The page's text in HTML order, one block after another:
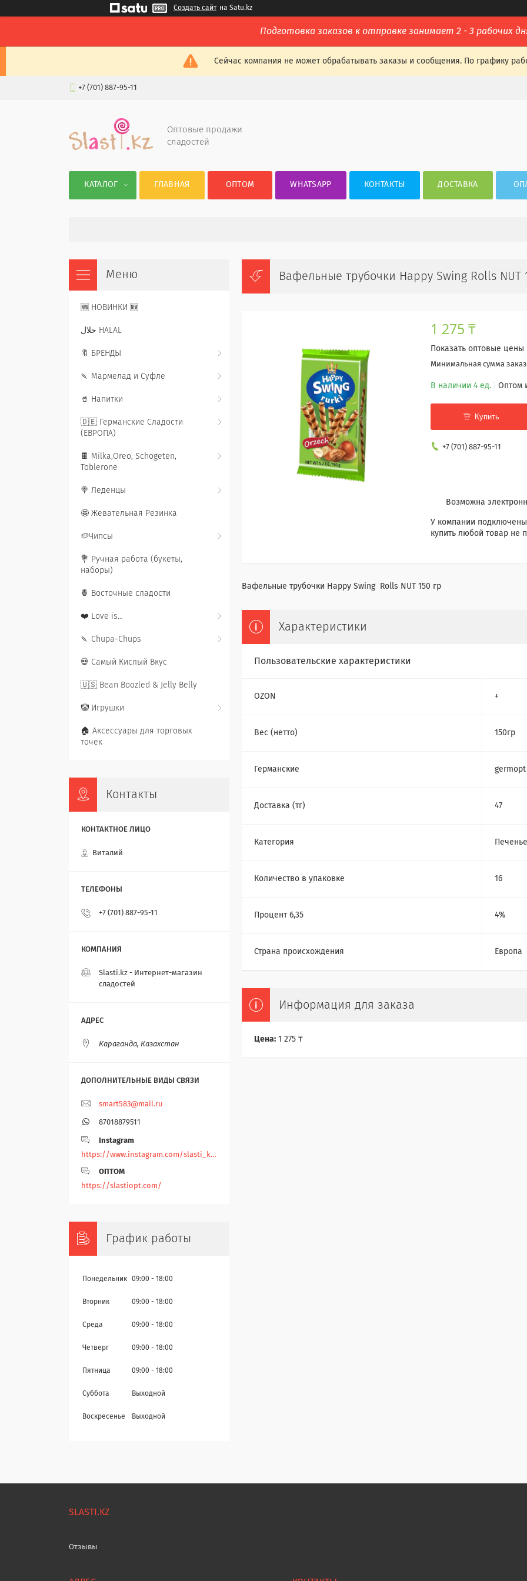
Создать сайт на Satu.kz
Подготовка заказов к отправке занимает 2 - 3 рабочих
Сейчас компания не может обрабатывать заказы и сообщения. По графику
+7 (701) 887-95-11
Оптовые продажи
сладостей
КАТАЛОГ ГЛАВНАЯ ОПТОМ WHATSAPP КОНТАКТЫ ДОСТАВКА
Вафельные трубочки Happy Swing Rolls NUT
1 275 ₸
Показать оптовые цены
Минимальная сумма
В наличии 4 ед. Оптом
Купить
+7 (701) 887-95-11
У компании
купить любой товар не
Вафельные трубочки Happy Swing Rolls NUT 150 гр
Характеристики
Пользовательские характеристики
OZON +
Вес (нетто) 150гр
Германские germopt
Доставка (тг) 47
Категория Печенье
Количество в упаковке 16
Процент 6,35 4%
Страна происхождения Европа
Информация для заказа
Цена: 1 275 ₸
🆕 НОВИНКИ 🆕
حلال HALAL
🔖 БРЕНДЫ
🍡 Мармелад и Суфле
🥤 Напитки
🇩🇪 Германские Сладости
(ЕВРОПА)
🍫 Milka,Oreo, Schogeten,
Toblerone
🍭 Леденцы
🤩 Жевательная Резинка
🥔Чипсы
💐 Ручная работа (букеты,
наборы)
🍍 Восточные сладости
❤️ Love is...
🍡 Chupa-Chups
💀 Самый Кислый Вкус
🇺🇸 Bean Boozled & Jelly Belly
🤡 Игрушки
🏠 Аксессуары для торговых
точек
Контакты
Виталий
+7 (701) 887-95-11
Slasti.kz - Интернет-магазин
сладостей
Караганда, Казахстан
smart583@mail.ru
87018879511
Instagram
https://www.instagram.com/slasti_kz/
ОПТОМ
https://slastiopt.com/
График работы
Понедельник 09:00 18:00
Вторник 09:00 18:00
Среда 09:00 18:00
Четверг 09:00 18:00
Пятница 09:00 18:00
Суббота Выходной
Воскресенье Выходной
SLASTI.KZ
Отзывы